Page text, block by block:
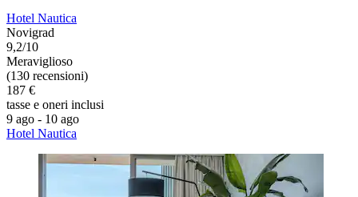
Hotel Nautica
Novigrad
9,2/10
Meraviglioso
(130 recensioni)
187 €
tasse e oneri inclusi
9 ago - 10 ago
Hotel Nautica